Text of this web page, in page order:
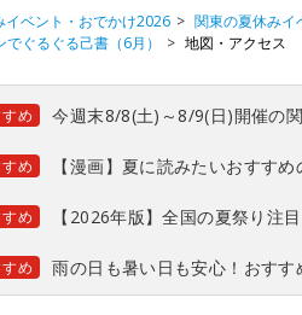
イベント・おでかけ2026 関東の夏休みイ
でぐるぐる己書（6月）
地図・アクセス
め 今週末8/8(土)～8/9(日)開催の
め 【漫画】夏に読みたいおすす
め 【2026年版】全国の夏祭り注
め 雨の日も暑い日も安心！おす